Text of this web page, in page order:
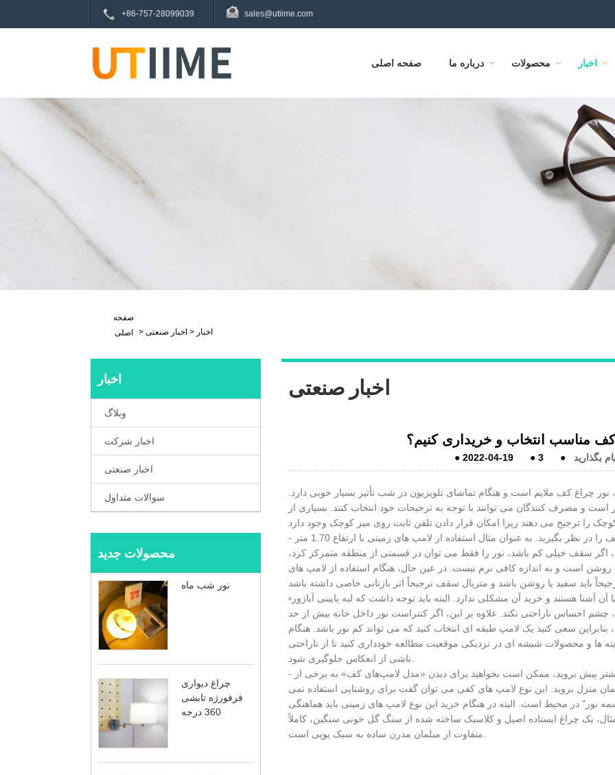
+86-757-28099039 sales@utiime.com
صفحه اصلی درباره ما محصولات اخبار
صفحه
اصلی
> اخبار > اخبار صنعتی
اخبار
وبلاگ
اخبار شرکت
اخبار صنعتی
سوالات متداول
محصولات جدید
نور شب ماه
چراغ دیواری
فرفورژه تابشی
360 درجه
اخبار صنعتی
مناسب انتخاب و خریداری کنیم؟
● 2022-04-19 ● 3 ● بگذارید
چراغ کف ملایم است و هنگام تماشای تلویزیون در شب تأثیر بسیار خوبی دارد.
است و مصرف کنندگان می توانند با توجه به ترجیحات خود انتخاب کنند. بسیاری از
- هنگام خرید یک لامپ زمینی با نور بالا، باید ارتفاع سقف را در نظر بگیرید. به عنوان مثال استفاده از لامپ های زمینی با ارتفاع 1.70 متر
بالای 2.40 متر بهترین است، اگر سقف خیلی کم باشد، نور را فقط می توان در قسمتی از منطقه متمرکز کرد،
روشن است و به اندازه کافی نرم نیست. در عین حال، هنگام استفاده از لامپ های
▫️چراغ زمینی با نور مستقیم چراغی است که همه با آن آشنا هستند و خرید آن مشکلی ندارد. البته باید توجه داشت که لبه پایینی آباژور
چشم احساس ناراحتی نکند. علاوه بر این، اگر کنتراست نور داخل خانه بیش از حد
سعی کنید یک لامپ طبقه ای انتخاب کنید که می تواند کم نور باشد. هنگام
ها و محصولات شیشه ای در نزدیکی موقعیت مطالعه خودداری کنید تا از ناراحتی
- اگر هنوز هم می‌خواهید هنگام خرید چراغ‌های کفی بیشتر پیش بروید، ممکن است بخواهید برای دیدن «مدل لامپ‌های کف» به برخی از
منزل بروید. این نوع لامپ های کفی می توان گفت برای روشنایی استفاده نمی
در محیط است. البته در هنگام خرید این نوع لامپ های زمینی باید هماهنگی
یک چراغ ایستاده اصیل و کلاسیک ساخته شده از سنگ گل خونی سنگین، کاملاً